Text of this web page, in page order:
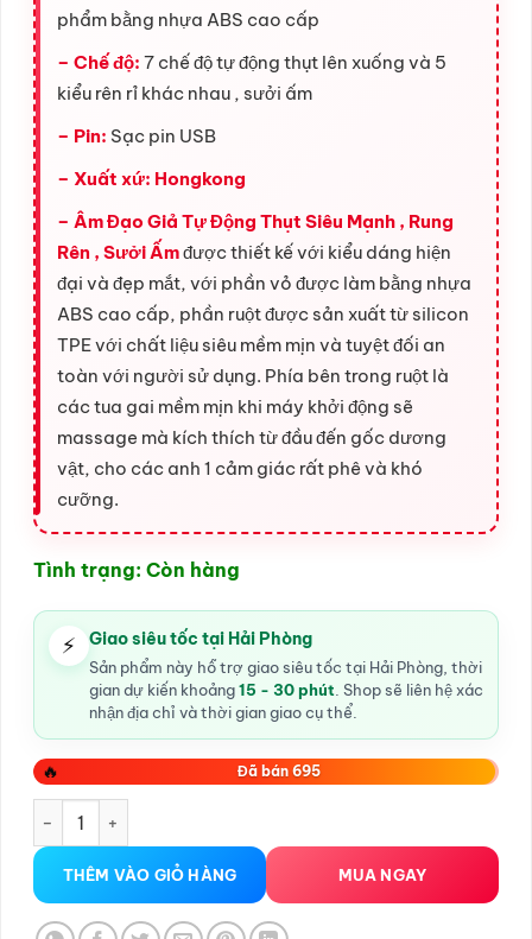
phẩm bằng nhựa ABS cao cấp
– Chế độ: 7 chế độ tự động thụt lên xuống và 5
kiểu rên rỉ khác nhau , sưởi ấm
– Pin: Sạc pin USB
– Xuất xứ: Hongkong
– Âm Đạo Giả Tự Động Thụt Siêu Mạnh , Rung
Rên , Sưởi Ấmđược thiết kế với kiểu dáng hiện
đại và đẹp mắt, với phần vỏ được làm bằng nhựa
ABS cao cấp, phần ruột được sản xuất từ silicon
TPE với chất liệu siêu mềm mịn và tuyệt đối an
toàn với người sử dụng. Phía bên trong ruột là
các tua gai mềm mịn khi máy khởi động sẽ
massage mà kích thích từ đầu đến gốc dương
vật, cho các anh 1 cảm giác rất phê và khó
cưỡng.
Tình trạng: Còn hàng
⚡ Giao siêu tốc tại Hải Phòng
Sản phẩm này hỗ trợ giao siêu tốc tại Hải Phòng, thời
gian dự kiến khoảng15 - 30 phút . Shop sẽ liên hệ xác
nhận địa chỉ và thời gian giao cụ thể.
🔥 Đã bán 695
Âm Đạo Giả Tự Động Thụt Siêu Mạnh , Rung Rên , Sưởi Ấm
THÊM VÀO GIỎ HÀNG MUA NGAY